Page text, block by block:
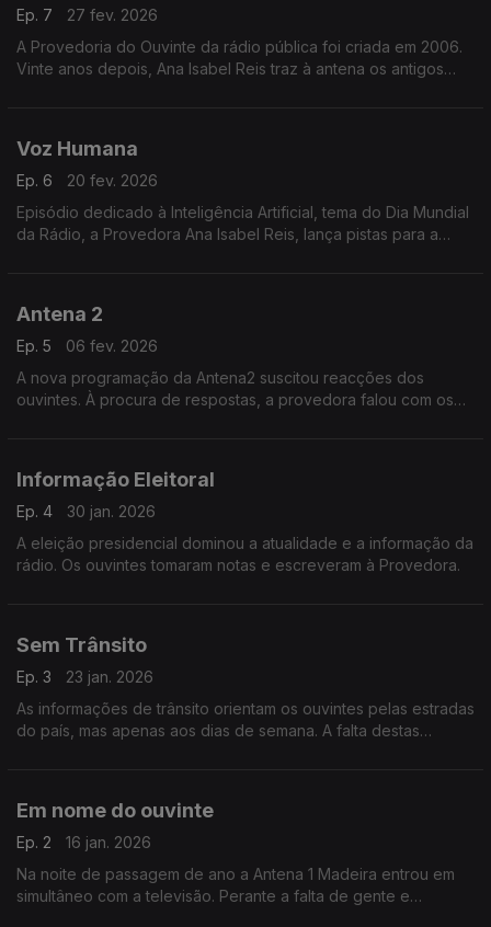
Ep. 7
27 fev. 2026
A Provedoria do Ouvinte da rádio pública foi criada em 2006.
Vinte anos depois, Ana Isabel Reis traz à antena os antigos
Voz Humana
Ep. 6
20 fev. 2026
Episódio dedicado à Inteligência Artificial, tema do Dia Mundial
da Rádio, a Provedora Ana Isabel Reis, lança pistas para a
Antena 2
Ep. 5
06 fev. 2026
A nova programação da Antena2 suscitou reacções dos
ouvintes. À procura de respostas, a provedora falou com os
Informação Eleitoral
Ep. 4
30 jan. 2026
A eleição presidencial dominou a atualidade e a informação da
rádio. Os ouvintes tomaram notas e escreveram à Provedora.
Sem Trânsito
Ep. 3
23 jan. 2026
As informações de trânsito orientam os ouvintes pelas estradas
do país, mas apenas aos dias de semana. A falta destas
Em nome do ouvinte
Ep. 2
16 jan. 2026
Na noite de passagem de ano a Antena 1 Madeira entrou em
simultâneo com a televisão. Perante a falta de gente e